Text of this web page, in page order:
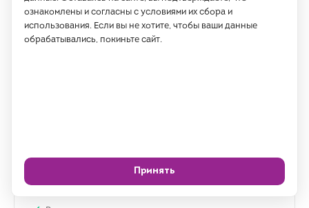
ознакомлены и согласны с условиями их сбора и
использования. Если вы не хотите, чтобы ваши данные
обрабатывались, покиньте сайт.
Принять